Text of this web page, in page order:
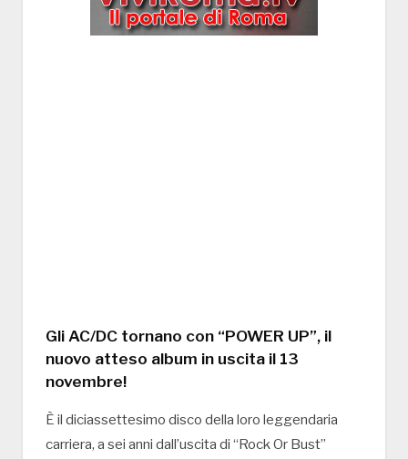
Gli AC/DC tornano con “POWER UP”, il
nuovo atteso album in uscita il 13
novembre!
È il diciassettesimo disco della loro leggendaria
carriera, a sei anni dall’uscita di “Rock Or Bust”